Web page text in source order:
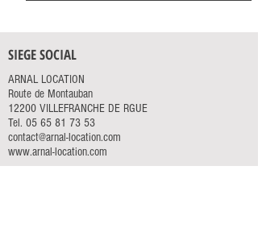
SIEGE SOCIAL
ARNAL LOCATION
Route de Montauban
12200 VILLEFRANCHE DE RGUE
Tel. 05 65 81 73 53
contact@arnal-location.com
www.arnal-location.com